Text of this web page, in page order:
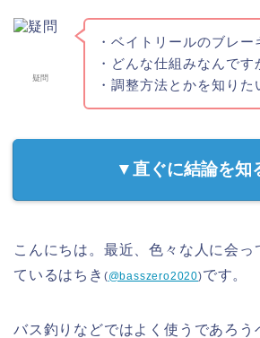
疑問
・ベイトリールのブレー
・どんな仕組みなんです
・調整方法とかを知りた
▼直ぐに結論を知
こんにちは。最近、色々な人に会っ
ているはちき (@basszero2020)です。
バス釣りなどではよく使うであろう